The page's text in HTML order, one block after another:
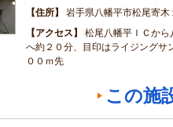
住所
岩手県八幡平市松尾寄
アクセス
松尾八幡平ＩＣか
へ約２０分、目印はライジングサ
００ｍ先
この施